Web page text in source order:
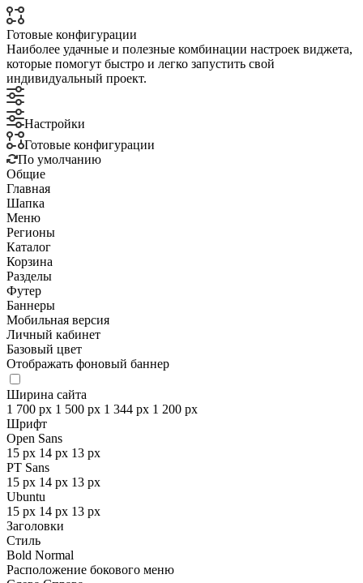
Готовые конфигурации
Наиболее удачные и полезные комбинации настроек виджета,
которые помогут быстро и легко запустить свой
индивидуальный проект.
Настройки
Готовые конфигурации
По умолчанию
Общие
Главная
Шапка
Меню
Регионы
Каталог
Корзина
Разделы
Футер
Баннеры
Мобильная версия
Личный кабинет
Базовый цвет
Отображать фоновый баннер
Ширина сайта
1 700 px 1 500 px 1 344 px 1 200 px
Шрифт
Open Sans
15 px 14 px 13 px
PT Sans
15 px 14 px 13 px
Ubuntu
15 px 14 px 13 px
Заголовки
Стиль
Bold Normal
Расположение бокового меню